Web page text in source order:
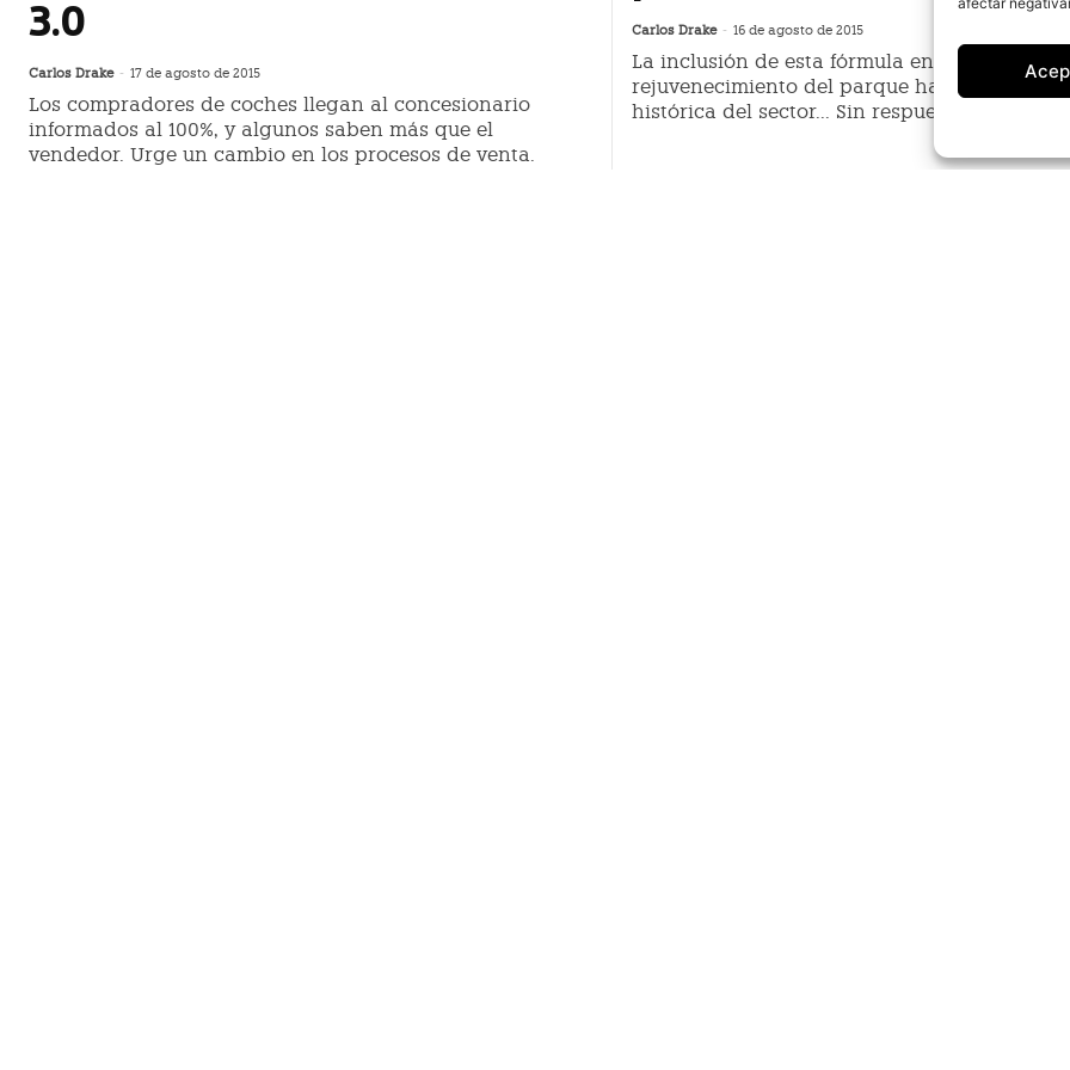
3.0
Carlos Drake - 17 de agosto de 2015
Los compradores de coches llegan al concesionario
informados al 100%, y algunos saben más que el
vendedor. Urge un cambio en los procesos de venta.
Carlos Drake - 16 de agosto de 2015
La inclusión de esta fórmula en los
rejuvenecimiento del parque ha sido una
histórica del sector... Sin respuesta